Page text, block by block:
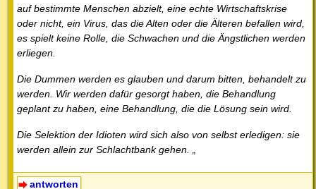
auf bestimmte Menschen abzielt, eine echte Wirtschaftskrise
oder nicht, ein Virus, das die Alten oder die Älteren befallen wird,
es spielt keine Rolle, die Schwachen und die Ängstlichen werden
erliegen.
Die Dummen werden es glauben und darum bitten, behandelt zu
werden. Wir werden dafür gesorgt haben, die Behandlung
geplant zu haben, eine Behandlung, die die Lösung sein wird.
Die Selektion der Idioten wird sich also von selbst erledigen: sie
werden allein zur Schlachtbank gehen. „
antworten